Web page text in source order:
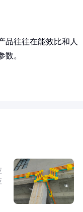
品往往在能效比和人
。